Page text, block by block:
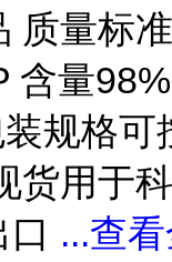
质量标
含量
规格可
货用于
...查